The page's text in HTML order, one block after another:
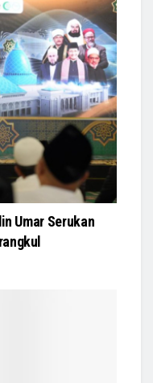
Umar Serukan